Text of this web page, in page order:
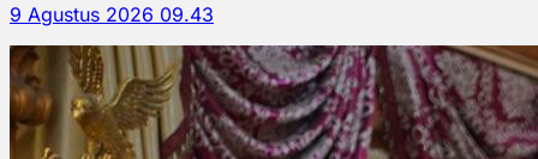
9 Agustus 2026 09.43